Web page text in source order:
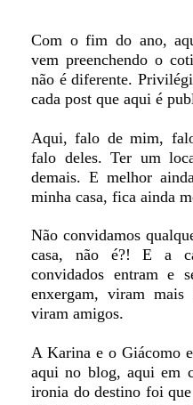
Com o fim do ano,
vem preenchendo o
não é diferente.
cada post que aqui é
Aqui, falo de mim,
falo deles. Ter um
demais. E melhor
minha casa, fica ainda
Não convidamos
casa, não é?! E a
convidados entram e
enxergam, viram
viram amigos.
A Karina e o Giácomo
aqui no blog, aqui em
ironia do destino foi